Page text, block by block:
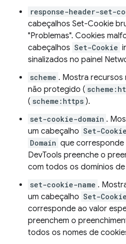
response-header-set-
cabeçalhos Set-Cookie
"Problemas". Cookies
cabeçalhos Set-Cookie
sinalizados no painel
scheme . Mostra recursos
não protegido (
( scheme:https ).
set-cookie-domain .
um cabeçalho Set-Cookie
Domain que corresponde
DevTools preenche o
com todos os domínios
set-cookie-name .
um cabeçalho Set-Cookie
corresponde ao valor
preenchem o
todos os nomes de